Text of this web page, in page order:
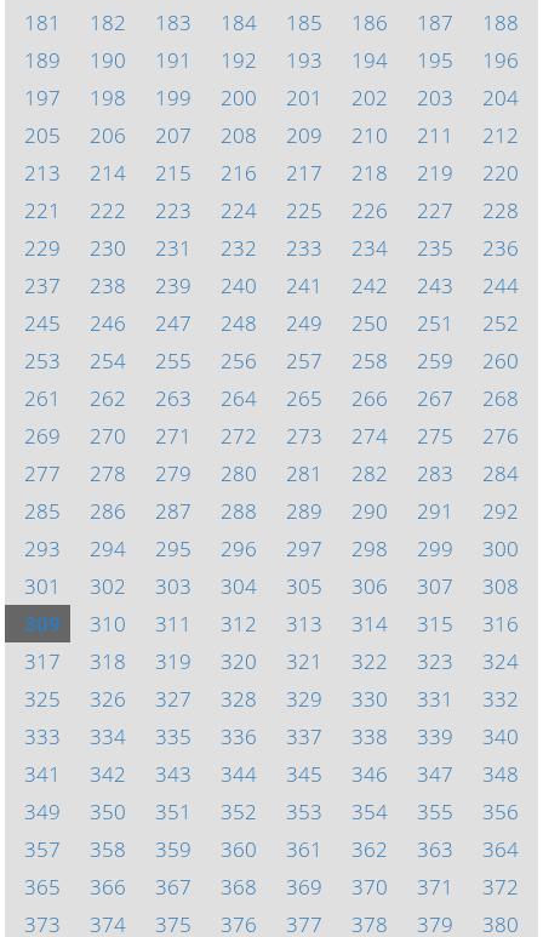
181
182 183 184 185 186 187
188
189
190 191 192 193 194 195
196
197
198 199 200 201 202 203
204
205
206 207 208 209 210 211
212
213
214 215 216 217 218 219
220
221
222 223 224 225 226 227
228
229
230 231 232 233 234 235
236
237
238 239 240 241 242 243
244
245
246 247 248 249 250 251
252
253
254 255 256 257 258 259
260
261
262 263 264 265 266 267
268
269
270 271 272 273 274 275
276
277
278 279 280 281 282 283
284
285
286 287 288 289 290 291
292
293
294 295 296 297 298 299
300
301
302 303 304 305 306 307
308
309
310 311 312 313 314 315
316
317
318 319 320 321 322 323
324
325
326 327 328 329 330 331
332
333
334 335 336 337 338 339
340
341
342 343 344 345 346 347
348
349
350 351 352 353 354 355
356
357
358 359 360 361 362 363
364
365
366 367 368 369 370 371
372
373
374 375 376 377 378 379 380